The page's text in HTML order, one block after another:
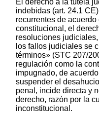
indebidas (art. 24.1
recurrentes de
constitucional, el
resoluciones
los fallos judiciales se
términos» (STC 207/
regulación como la
impugnado, de
suspender el
penal, incide directa y
derecho, razón por la
inconstitucional.